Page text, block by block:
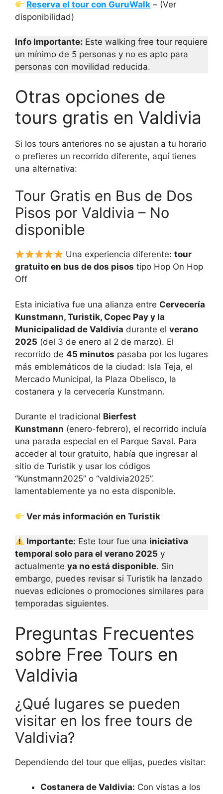
Reserva el tour con GuruWalk – (Ver
disponibilidad)
Info Importante: Este walking free tour requiere
un mínimo de 5 personas y no es apto para
personas con movilidad reducida.
Otras opciones de
tours gratis en Valdivia
Si los tours anteriores no se ajustan a tu horario
o prefieres un recorrido diferente, aquí tienes
una alternativa:
Tour Gratis en Bus de Dos
Pisos por Valdivia – No
disponible
Una experiencia diferente: tour
gratuito en bus de dos pisos tipo Hop On Hop
Off
Esta iniciativa fue una alianza entre Cervecería
Kunstmann, Turistik, Copec Pay y la
Municipalidad de Valdivia durante el verano
2025 (del 3 de enero al 2 de marzo). El
recorrido de 45 minutos pasaba por los lugares
más emblemáticos de la ciudad: Isla Teja, el
Mercado Municipal, la Plaza Obelisco, la
costanera y la cervecería Kunstmann.
Durante el tradicional Bierfest
Kunstmann (enero-febrero), el recorrido incluía
una parada especial en el Parque Saval. Para
acceder al tour gratuito, había que ingresar al
sitio de Turistik y usar los códigos
“Kunstmann2025” o “valdivia2025”.
lamentablemente ya no esta disponible.
Ver más información en Turistik
Importante: Este tour fue una iniciativa
temporal solo para el verano 2025 y
actualmente ya no está disponible. Sin
embargo, puedes revisar si Turistik ha lanzado
nuevas ediciones o promociones similares para
temporadas siguientes.
Preguntas Frecuentes
sobre Free Tours en
Valdivia
¿Qué lugares se pueden
visitar en los free tours de
Valdivia?
Dependiendo del tour que elijas, puedes visitar:
Costanera de Valdivia: Con vistas a los